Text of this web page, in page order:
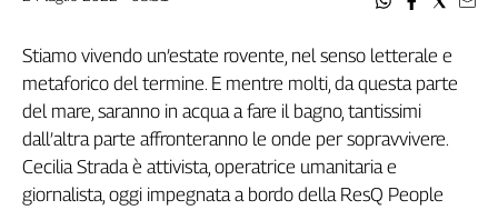
Spi
Inca
Caaf
Speciali
G8
Stiamo vivendo un’estate rovente, nel senso letterale e
metaforico del termine. E mentre molti, da questa parte
del mare, saranno in acqua a fare il bagno, tantissimi
dall’altra parte affronteranno le onde per sopravvivere.
Cecilia Strada è attivista, operatrice umanitaria e
giornalista, oggi impegnata a bordo della ResQ People